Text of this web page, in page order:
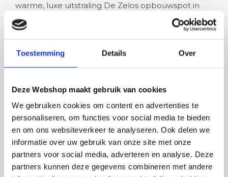
Toestemming Details Over
Deze Webshop maakt gebruik van cookies
We gebruiken cookies om content en advertenties te
personaliseren, om functies voor social media te bieden
en om ons websiteverkeer te analyseren. Ook delen we
informatie over uw gebruik van onze site met onze
partners voor social media, adverteren en analyse. Deze
partners kunnen deze gegevens combineren met andere
warme, luxe uitstraling De Zelos opbouwspot in
Sandy Black Base &amp; Gold voegt…
Lees meer
Rian
Fijne site waar ik een mooie
lamp heb uitgekozen en
besteld. De volgende dag
werd deze al bezorgd. Super
Anne
Het bestellen,
leveren verliep vlot en
volledig naar wens.
artikel is zeer mooi